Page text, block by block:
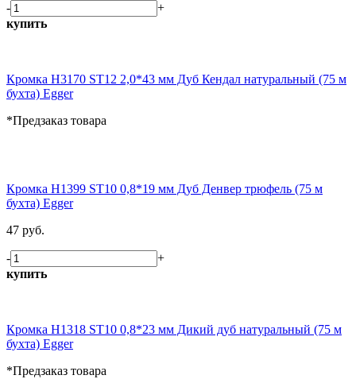
-
+
купить
Кромка H3170 ST12 2,0*43 мм Дуб Кендал натуральный (75 м
бухта) Egger
*Предзаказ товара
Кромка H1399 ST10 0,8*19 мм Дуб Денвер трюфель (75 м
бухта) Egger
47 руб.
-
+
купить
Кромка H1318 ST10 0,8*23 мм Дикий дуб натуральный (75 м
бухта) Egger
*Предзаказ товара